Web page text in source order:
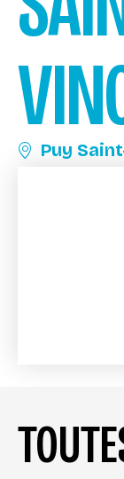
Puy